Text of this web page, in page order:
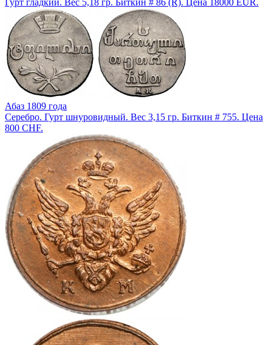
Абаз 1809 года
Серебро. Гурт шнуровидный. Вес 3,15 гр. Биткин # 755. Цена
800 CHF.